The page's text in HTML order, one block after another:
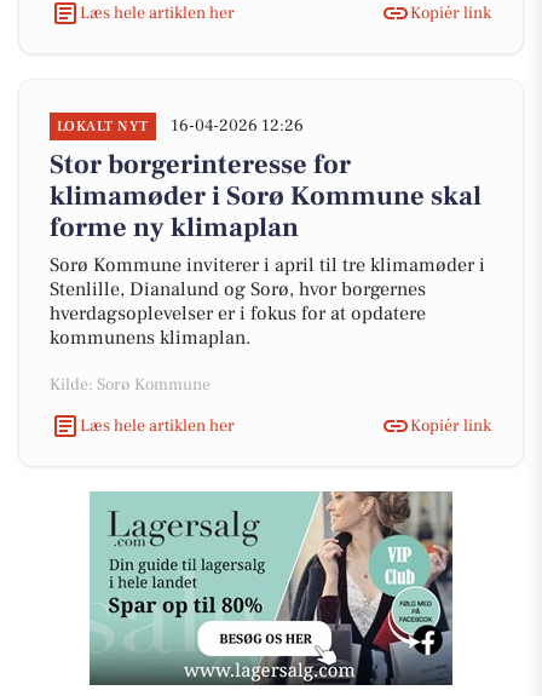
Læs hele artiklen her
Kopiér link
LOKALT NYT 16-04-2026 12:26
Stor borgerinteresse for
klimamøder i Sorø Kommune skal
forme ny klimaplan
Sorø Kommune inviterer i april til tre klimamøder i
Stenlille, Dianalund og Sorø, hvor borgernes
hverdagsoplevelser er i fokus for at opdatere
kommunens klimaplan.
Kilde: Sorø Kommune
Læs hele artiklen her
Kopiér link